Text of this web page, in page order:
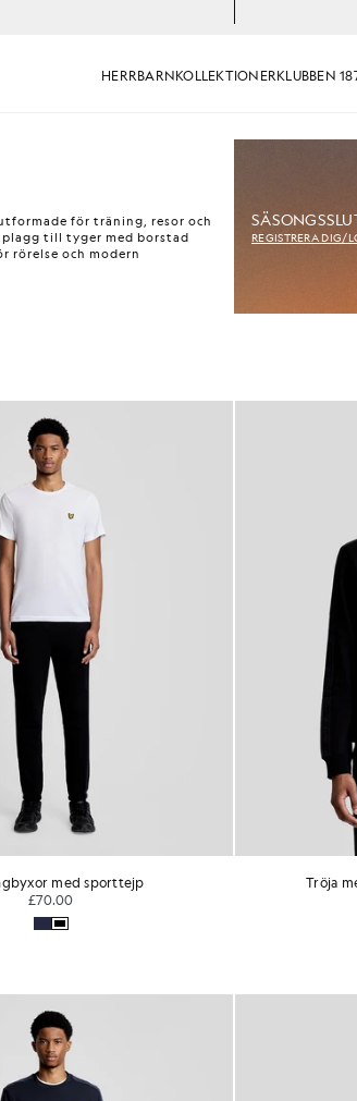
HERRBARNKOLLEKTIONERKLUBBEN
för träning, resor och
till tyger med borstad
rörelse och modern
REGISTRERA DIG/
med sporttejp
£70.00
Tröja